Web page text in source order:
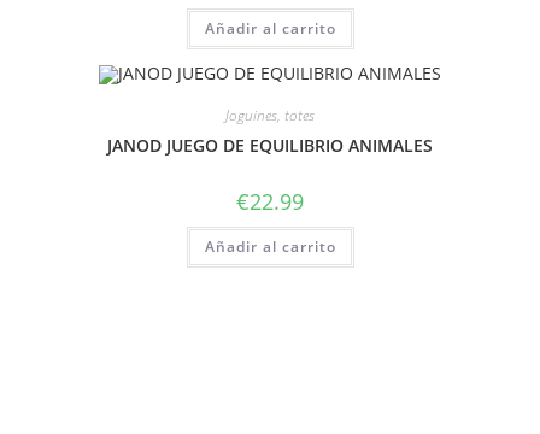
Añadir al carrito
Joguines, totes
JANOD JUEGO DE EQUILIBRIO ANIMALES
€22.99
Añadir al carrito